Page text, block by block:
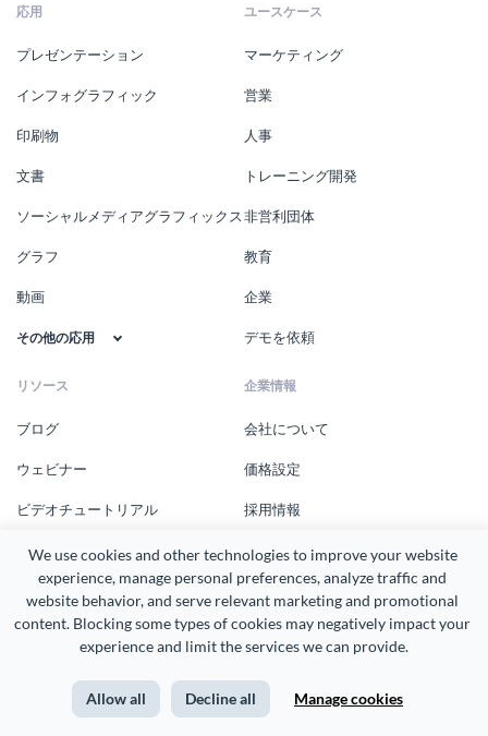
We use cookies and other technologies to improve your website
experience, manage personal preferences, analyze traffic and
website behavior, and serve relevant marketing and promotional
content. Blocking some types of cookies may negatively impact your
experience and limit the services we can provide.
Allow all Decline all Manage cookies
応用
プレゼンテーション
インフォグラフィック
印刷物
文書
ソーシャルメディアグラフィックス
グラフ
動画
その他の応用
ユースケース
マーケティング
営業
人事
トレーニング開発
非営利団体
教育
企業
デモを依頼
リソース
ブログ
ウェビナー
ビデオチュートリアル
電子ブック
オンラインコース
テンプレート
企業情報
会社について
価格設定
採用情報
ダウンロード
お客様の声
アフィリエイトプログラム